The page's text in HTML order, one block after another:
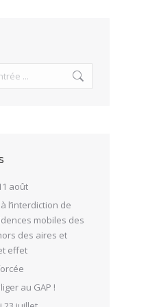
août
l’interdiction de
mobiles des
des aires et
effet
au GAP !